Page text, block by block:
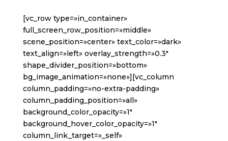
[vc_row type=»in_container»
full_screen_row_position=»middle»
scene_position=»center» text_color=»dark»
text_align=»left» overlay_strength=»0.3″
shape_divider_position=»bottom»
bg_image_animation=»none»][vc_column
column_padding=»no-extra-padding»
column_padding_position=»all»
background_color_opacity=»1″
background_hover_color_opacity=»1″
column_link_target=»_self»